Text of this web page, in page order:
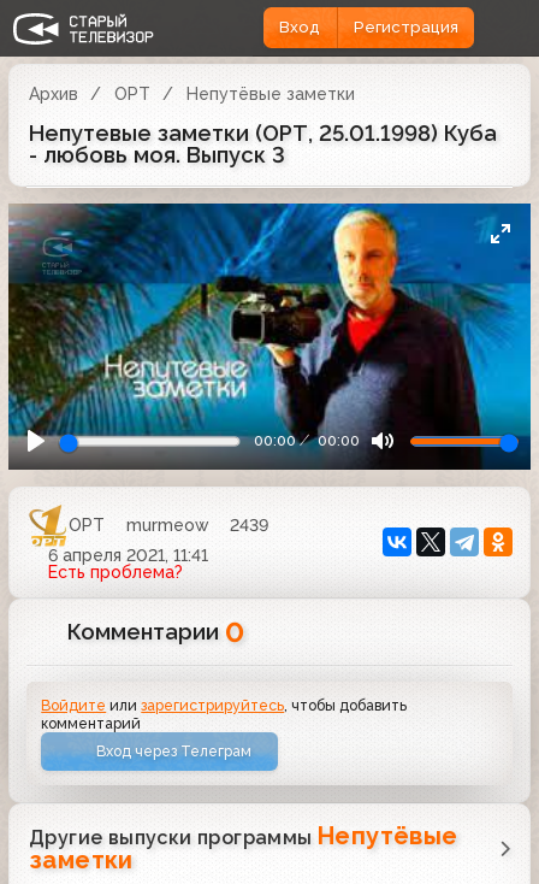
Вход Регистрация
Архив ОРТ Непутёвые заметки
Непутевые заметки (ОРТ, 25.01.1998) Куба
- любовь моя. Выпуск 3
00:00 00:00
ОРТ murmeow
2439
6 апреля 2021, 11:41
Есть проблема?
Комментарии 0
Войдите илизарегистрируйтесь , чтобы добавить
комментарий
Вход через Телеграм
Другие выпуски программы Непутёвые
заметки